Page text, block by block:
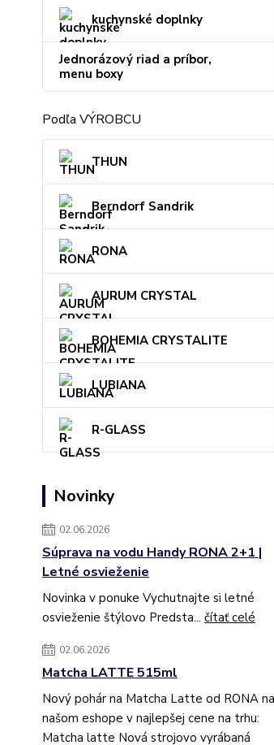
kuchynské doplnky
Jednorázový riad a príbor,
menu boxy
Podľa VÝROBCU
THUN
Berndorf Sandrik
RONA
AURUM CRYSTAL
BOHEMIA CRYSTALITE
LUBIANA
R-GLASS
Novinky
02.06.2026
Súprava na vodu Handy RONA 2+1 |
Letné osvieženie
Novinka v ponuke Vychutnajte si letné
osvieženie štýlovo Predsta... čítať celé
02.06.2026
Matcha LATTE 515ml
Nový pohár na Matcha Latte od RONA na
našom eshope v najlepšej cene na trhu:
Matcha latte Nová strojovo vyrábaná